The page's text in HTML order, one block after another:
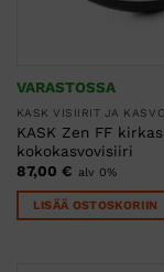
VARASTOSSA
KASK Zen FF kirkas
kokokasvovisiiri
87,00 € alv 0%
LISÄÄ OSTOSKORIIN